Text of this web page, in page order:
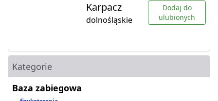
Karpacz
dolnośląskie
Dodaj do
ulubionych
Kategorie
Baza zabiegowa